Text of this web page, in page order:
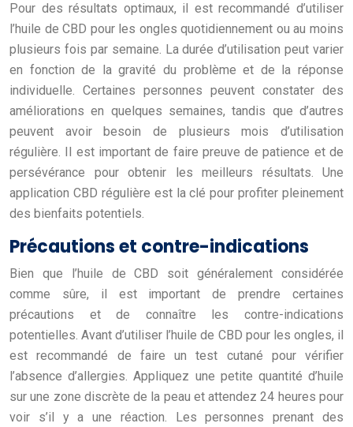
Pour des résultats optimaux, il est recommandé d’utiliser
l’huile de CBD pour les ongles quotidiennement ou au moins
plusieurs fois par semaine. La durée d’utilisation peut varier
en fonction de la gravité du problème et de la réponse
individuelle. Certaines personnes peuvent constater des
améliorations en quelques semaines, tandis que d’autres
peuvent avoir besoin de plusieurs mois d’utilisation
régulière. Il est important de faire preuve de patience et de
persévérance pour obtenir les meilleurs résultats. Une
application CBD régulière est la clé pour profiter pleinement
des bienfaits potentiels.
Précautions et contre-indications
Bien que l’huile de CBD soit généralement considérée
comme sûre, il est important de prendre certaines
précautions et de connaître les contre-indications
potentielles. Avant d’utiliser l’huile de CBD pour les ongles, il
est recommandé de faire un test cutané pour vérifier
l’absence d’allergies. Appliquez une petite quantité d’huile
sur une zone discrète de la peau et attendez 24 heures pour
voir s’il y a une réaction. Les personnes prenant des